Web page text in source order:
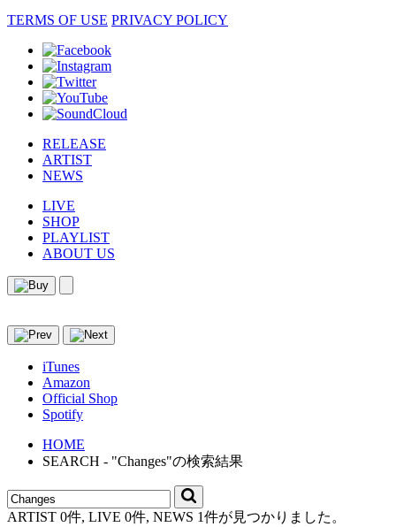
TERMS OF USE PRIVACY POLICY
RELEASE
ARTIST
NEWS
LIVE
SHOP
PLAYLIST
ABOUT US
iTunes
Amazon
Official Shop
Spotify
HOME
SEARCH - "Changes"の検索結果
ARTIST 0件, LIVE 0件, NEWS 1件が見つかりました。